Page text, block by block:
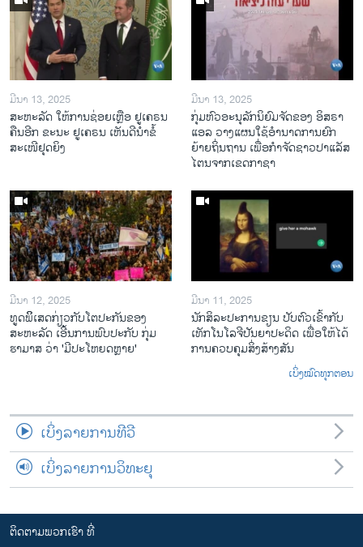
ມີນາ 13, 2025
ສະຫະລັດ ໃຫ້ການຊ່ອຍເຫຼືອ ຢູເຄຣນ
ຄືນອີກ ຂະນະ ຢູເຄຣນ ເຫັນດີນຳຂໍ້
ສະເໜີຢຸດຍິງ
ມີນາ 13, 2025
ກຸ່ມຫົວອະນຸລັກນິຍົມຈັດຂອງ ອິສຣາ
ແອລ ວາງແຜນໃຊ້ອຳນາດການຍົກ
ຍ້າຍຖິ່ນຖານ ເພື່ອກຳຈັດຊາວປາແລັສ
ໄຕນຈາກເຂດກາຊາ
ມີນາ 12, 2025
ທູດພິິເສດກ່ຽວກັບໂຕປະກັນຂອງ
ສະຫະລັດ ເອີ້ນການພົບປະກັບ ກຸ່ມ
ຮາມາສ ວ່າ 'ມີປະໂຫຍດຫຼາຍ'
ມີນາ 11, 2025
ນັກ​ສິ​ລະ​ປະ​ການ​ຂຽນ ປັບ​ຕົວ​ເຂົ້າ​ກັບ​
ເທັກ​ໂນ​ໂລ​ຈີ​ປັນ​ຍາ​ປະ​ດິດ ເພື່ອ​ໃຫ້​ໄດ້​
ກ​ານ​ຄວບ​ຄຸມ​ສິ່ງ​ສ້າງ​ສັນ
ເບິ່ງໝົດທຸກຕອນ
ເບິ່ງລາຍການທີວີ
ເບິ່ງລາຍການວິທະຍຸ
ຕິດຕາມພວກເຮົາ ທີ່